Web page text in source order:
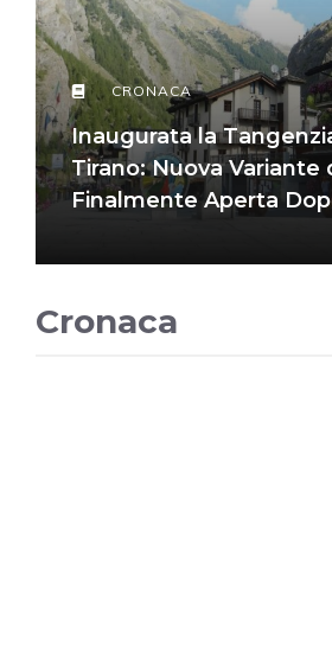
CRONACA
Inaugurata la
Tirano: Nuova Variante
Finalmente Aperta
Cronaca